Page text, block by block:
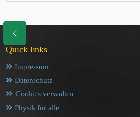
Quick links
Impressum
Datenschutz
Cookies verwalten
Physik für alle